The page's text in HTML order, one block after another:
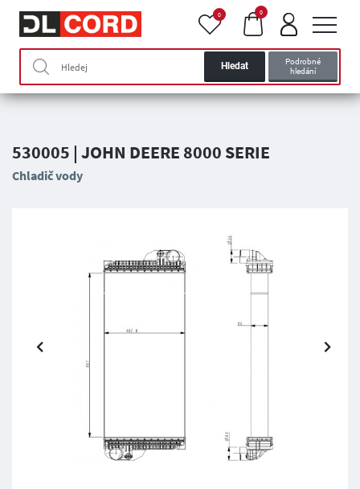
Hledat
Podrobné
hledání
0 0
530005 | JOHN DEERE 8000 SERIE
Chladič vody